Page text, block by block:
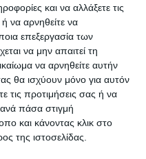
και να αλλάξετε τις
να αρνηθείτε να
επεξεργασία των
να μην απαιτεί τη
να αρνηθείτε αυτήν
θα ισχύουν μόνο για αυτόν
τις προτιμήσεις σας ή να
πάσα στιγμή
και κάνοντας κλικ στο
της ιστοσελίδας.
Αφήστε ένα σχόλιο